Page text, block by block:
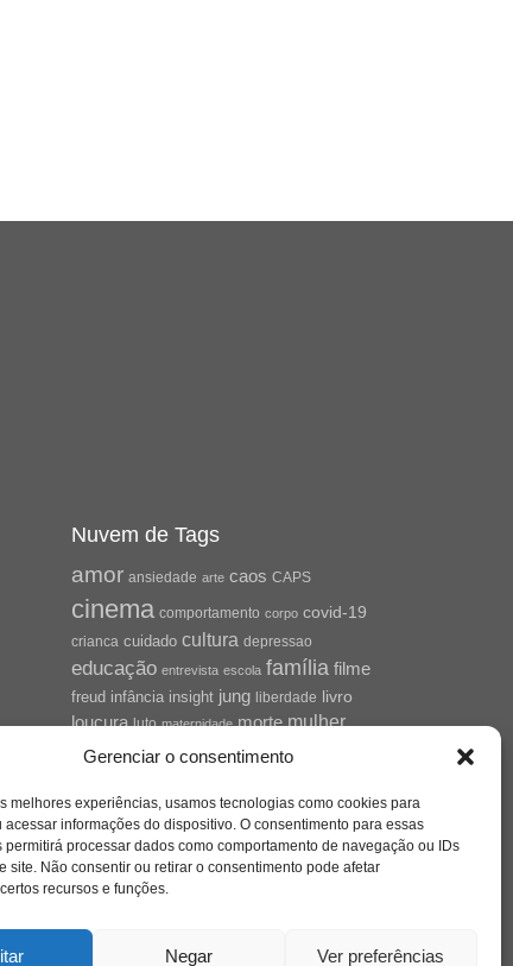
Gerenciar o consentimento
melhores experiências, usamos tecnologias como cookies para
acessar informações do dispositivo. O consentimento para essas
permitirá processar dados como comportamento de navegação ou IDs
site. Não consentir ou retirar o consentimento pode afetar
recursos e funções.
Negar Ver preferências
Nuvem de Tags
amor ansiedade arte caos CAPS
cinema comportamento corpo covid-19
crianca cuidado cultura depressao
educação entrevista escola família filme
freud infância insight jung liberdade livro
loucura luto maternidade morte mulher
pandemia psicanálise
psicologia redes sociais
saúdesaúde mental
sexualidade sociedade SUS
tecnologia
violência